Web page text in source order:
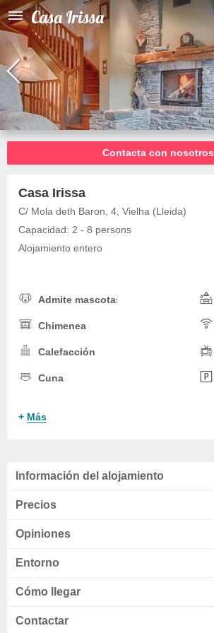
Casa Irissa
Contacta con nosotros
Casa Irissa
C/ Mola deth Baron, 4, Vielha (Lleida)
Capacidad: 2 - 8 persons
Alojamiento entero
Admite mascotas
Chimenea
Calefacción
Cuna
+ Más
Información del alojamiento
Precios
Opiniones
Entorno
Cómo llegar
Contactar